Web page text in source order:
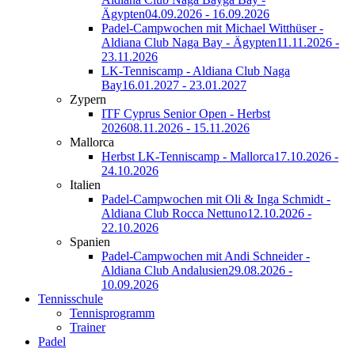
Ägypten04.09.2026 - 16.09.2026
Padel-Campwochen mit Michael Witthüser -
Aldiana Club Naga Bay - Ägypten11.11.2026 -
23.11.2026
LK-Tenniscamp - Aldiana Club Naga
Bay16.01.2027 - 23.01.2027
Zypern
ITF Cyprus Senior Open - Herbst
202608.11.2026 - 15.11.2026
Mallorca
Herbst LK-Tenniscamp - Mallorca17.10.2026 -
24.10.2026
Italien
Padel-Campwochen mit Oli & Inga Schmidt -
Aldiana Club Rocca Nettuno12.10.2026 -
22.10.2026
Spanien
Padel-Campwochen mit Andi Schneider -
Aldiana Club Andalusien29.08.2026 -
10.09.2026
Tennisschule
Tennisprogramm
Trainer
Padel